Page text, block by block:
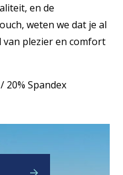
en de
weten we dat je al
plezier en comfort
20% Spandex